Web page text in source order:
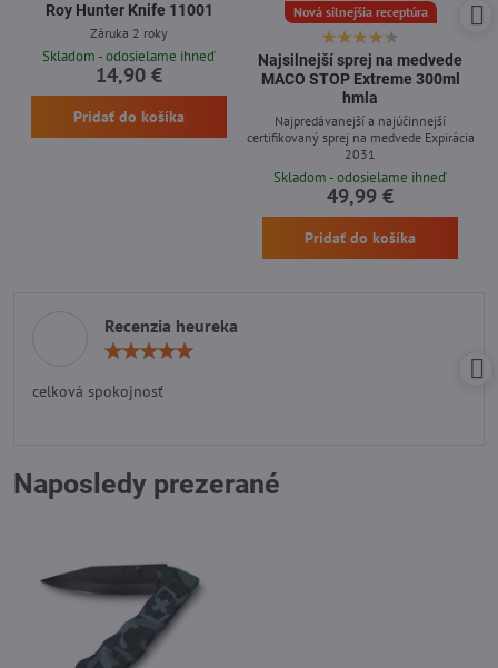
Roy Hunter Knife 11001
Záruka 2 roky
Skladom - odosielame ihneď
14,90 €
Pridať do košíka
Nová silnejšia receptúra
Najsilnejší sprej na medvede
MACO STOP Extreme 300ml
hmla
Najpredávanejší a najúčinnejší
certifikovaný sprej na medvede Expirácia
2031
Skladom - odosielame ihneď
49,99 €
Pridať do košíka
Recenzia heureka
celková spokojnosť
Naposledy prezerané